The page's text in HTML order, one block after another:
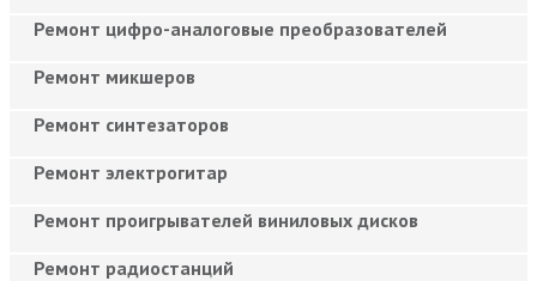
Ремонт цифро-аналоговые преобразователей
Ремонт микшеров
Ремонт синтезаторов
Ремонт электрогитар
Ремонт проигрывателей виниловых дисков
Ремонт радиостанций